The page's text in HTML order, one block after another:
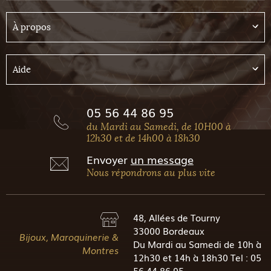
À propos
Aide
05 56 44 86 95
du Mardi au Samedi, de 10H00 à
12h30 et de 14h00 à 18h30
Envoyer un message
Nous répondrons au plus vite
Bijoux, Maroquinerie &
Montres
48, Allées de Tourny
33000 Bordeaux
Du Mardi au Samedi de 10h à
12h30 et 14h à 18h30 Tel : 05